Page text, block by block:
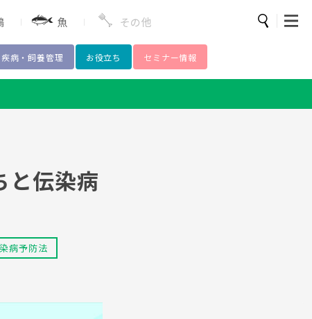
魚 その他
疾病・飼養管理 お役立ち セミナー情報
と伝染病
病予防法